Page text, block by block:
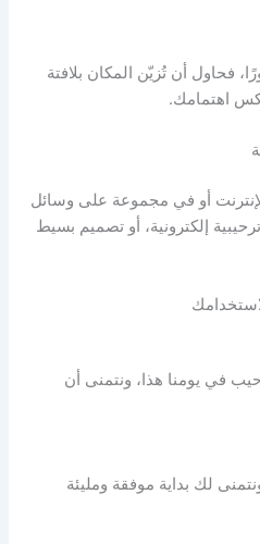
فحاول أن تُزيّن المكان بلافتة
اهتمامك.
أو في مجموعة على وسائل
إلكترونية، أو تصميم بسيط
في يومنا هذا، ونتمنى أن
لك بداية موفقة ومليئة